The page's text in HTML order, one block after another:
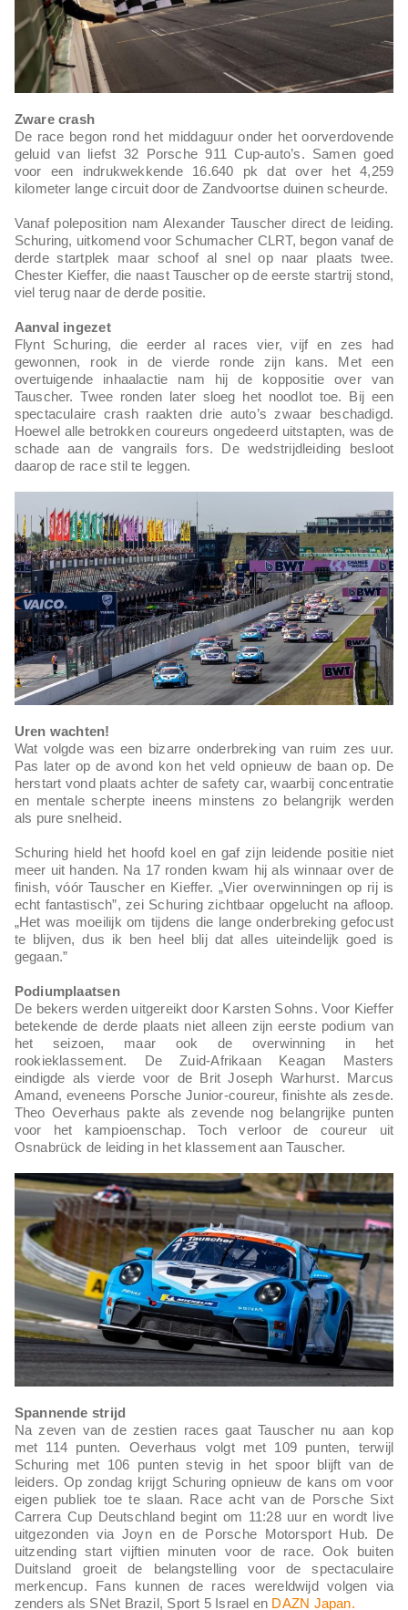
Zware crash
De race begon rond het middaguur onder het oorverdovende
geluid van liefst 32 Porsche 911 Cup-auto’s. Samen goed
voor een indrukwekkende 16.640 pk dat over het 4,259
kilometer lange circuit door de Zandvoortse duinen scheurde.
Vanaf poleposition nam Alexander Tauscher direct de leiding.
Schuring, uitkomend voor Schumacher CLRT, begon vanaf de
derde startplek maar schoof al snel op naar plaats twee.
Chester Kieffer, die naast Tauscher op de eerste startrij stond,
viel terug naar de derde positie.
Aanval ingezet
Flynt Schuring, die eerder al races vier, vijf en zes had
gewonnen, rook in de vierde ronde zijn kans. Met een
overtuigende inhaalactie nam hij de koppositie over van
Tauscher. Twee ronden later sloeg het noodlot toe. Bij een
spectaculaire crash raakten drie auto’s zwaar beschadigd.
Hoewel alle betrokken coureurs ongedeerd uitstapten, was de
schade aan de vangrails fors. De wedstrijdleiding besloot
daarop de race stil te leggen.
Uren wachten!
Wat volgde was een bizarre onderbreking van ruim zes uur.
Pas later op de avond kon het veld opnieuw de baan op. De
herstart vond plaats achter de safety car, waarbij concentratie
en mentale scherpte ineens minstens zo belangrijk werden
als pure snelheid.
Schuring hield het hoofd koel en gaf zijn leidende positie niet
meer uit handen. Na 17 ronden kwam hij als winnaar over de
finish, vóór Tauscher en Kieffer. „Vier overwinningen op rij is
echt fantastisch”, zei Schuring zichtbaar opgelucht na afloop.
„Het was moeilijk om tijdens die lange onderbreking gefocust
te blijven, dus ik ben heel blij dat alles uiteindelijk goed is
gegaan.”
Podiumplaatsen
De bekers werden uitgereikt door Karsten Sohns. Voor Kieffer
betekende de derde plaats niet alleen zijn eerste podium van
het seizoen, maar ook de overwinning in het
rookieklassement. De Zuid-Afrikaan Keagan Masters
eindigde als vierde voor de Brit Joseph Warhurst. Marcus
Amand, eveneens Porsche Junior-coureur, finishte als zesde.
Theo Oeverhaus pakte als zevende nog belangrijke punten
voor het kampioenschap. Toch verloor de coureur uit
Osnabrück de leiding in het klassement aan Tauscher.
Spannende strijd
Na zeven van de zestien races gaat Tauscher nu aan kop
met 114 punten. Oeverhaus volgt met 109 punten, terwijl
Schuring met 106 punten stevig in het spoor blijft van de
leiders. Op zondag krijgt Schuring opnieuw de kans om voor
eigen publiek toe te slaan. Race acht van de Porsche Sixt
Carrera Cup Deutschland begint om 11:28 uur en wordt live
uitgezonden via Joyn en de Porsche Motorsport Hub. De
uitzending start vijftien minuten voor de race. Ook buiten
Duitsland groeit de belangstelling voor de spectaculaire
merkencup. Fans kunnen de races wereldwijd volgen via
zenders als SNet Brazil, Sport 5 Israel en DAZN Japan.